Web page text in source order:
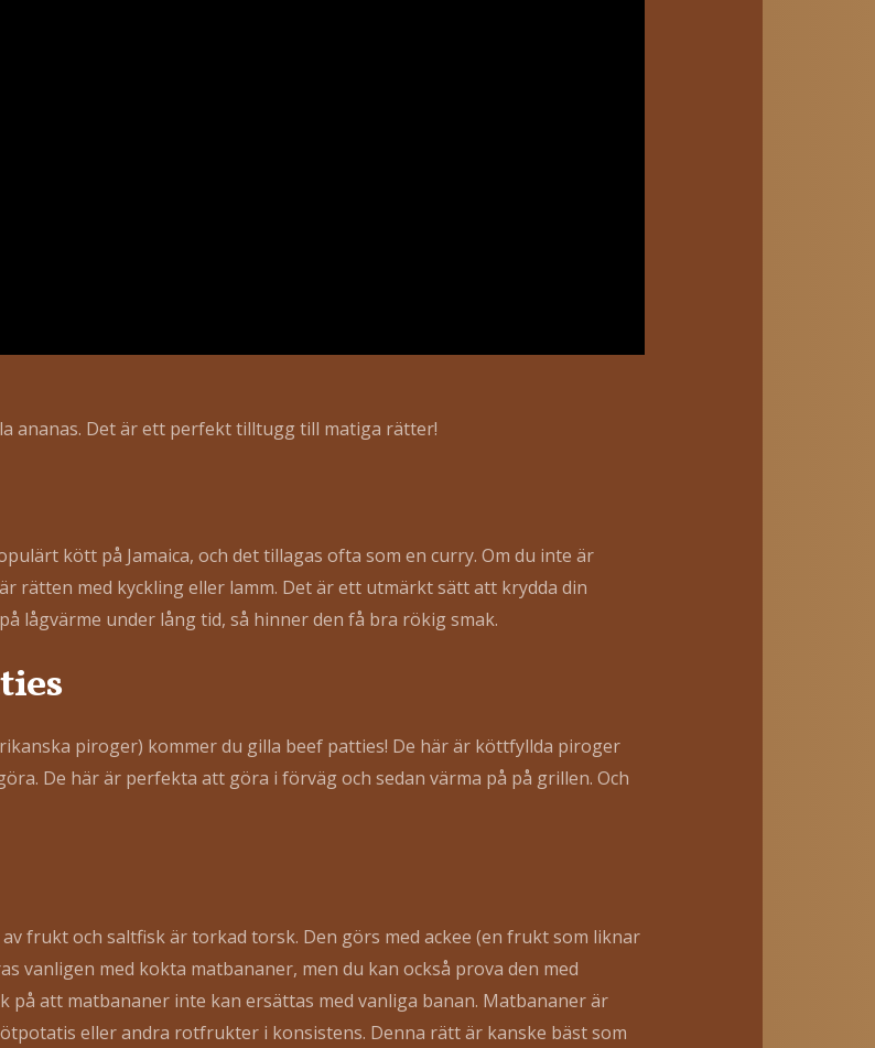
ananas. Det är ett perfekt tilltugg till matiga rätter!
kött på Jamaica, och det tillagas ofta som en curry. Om du inte är
rätten med kyckling eller lamm. Det är ett utmärkt sätt att krydda din
lågvärme under lång tid, så hinner den få bra rökig smak.
piroger) kommer du gilla beef patties! De här är köttfyllda piroger
De här är perfekta att göra i förväg och sedan värma på på grillen. Och
frukt och saltfisk är torkad torsk. Den görs med ackee (en frukt som liknar
vanligen med kokta matbananer, men du kan också prova den med
att matbananer inte kan ersättas med vanliga banan. Matbananer är
eller andra rotfrukter i konsistens. Denna rätt är kanske bäst som